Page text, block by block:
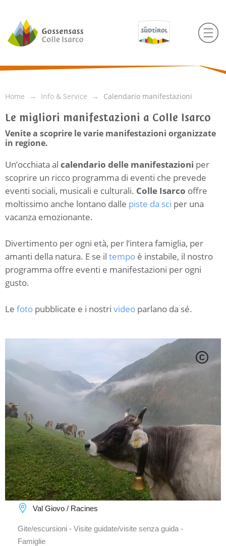
Home Info & Service Calendario manifestazioni
Le migliori manifestazioni a Colle Isarco
Venite a scoprire le varie manifestazioni organizzate
in regione.
Un’occhiata al calendario delle manifestazioni per
scoprire un ricco programma di eventi che prevede
eventi sociali, musicali e culturali. Colle Isarco offre
moltissimo anche lontano dalle piste da sci per una
vacanza emozionante.
Divertimento per ogni età, per l’intera famiglia, per
amanti della natura. E se il tempo è instabile, il nostro
programma offre eventi e manifestazioni per ogni
gusto.
Le foto pubblicate e i nostri video parlano da sé.
C
Val Giovo / Racines
Gite/escursioni - Visite guidate/visite senza guida -
Famiglie